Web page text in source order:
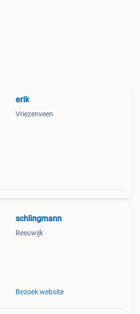
erik
Vriezenveen
schlingmann
Reeuwijk
Bezoek website